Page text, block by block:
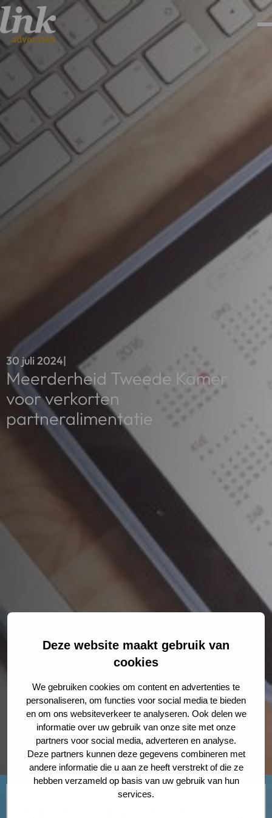
Deze website maakt gebruik van
cookies
We gebruiken cookies om content en advertenties te
personaliseren, om functies voor social media te bieden
en om ons websiteverkeer te analyseren. Ook delen we
informatie over uw gebruik van onze site met onze
partners voor social media, adverteren en analyse.
Deze partners kunnen deze gegevens combineren met
andere informatie die u aan ze heeft verstrekt of die ze
hebben verzameld op basis van uw gebruik van hun
services.
30 juli 2024|
Meerderheid Tweede Kamer
voor verkorten
partneralimentatie